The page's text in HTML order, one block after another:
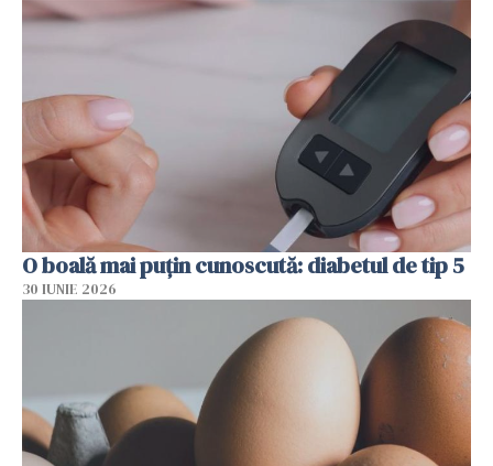
O boală mai puțin cunoscută: diabetul de tip 5
30 IUNIE 2026